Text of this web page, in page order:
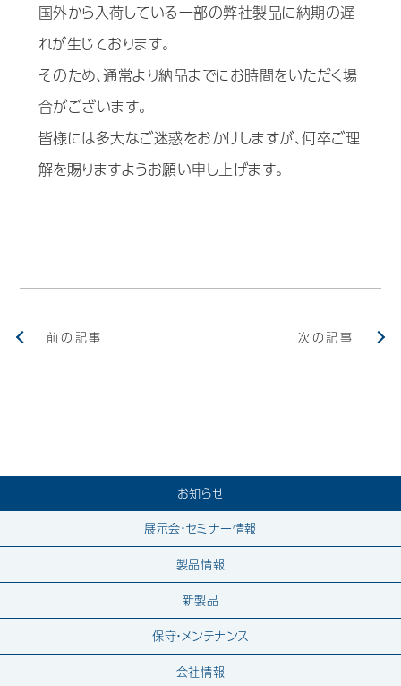
Showroom 営業所・ショールーム
Support
Company 会社情報
Mail Magazine
国外から入荷している一部の弊社製品に納期の遅
れが生じております。
そのため、通常より納品までにお時間をいただく場
合がございます。
皆様には多大なご迷惑をおかけしますが、何卒ご理
解を賜りますようお願い申し上げます。
前の記事 次の記事
お知らせ
展示会・セミナー情報
製品情報
新製品
保守・メンテナンス
会社情報